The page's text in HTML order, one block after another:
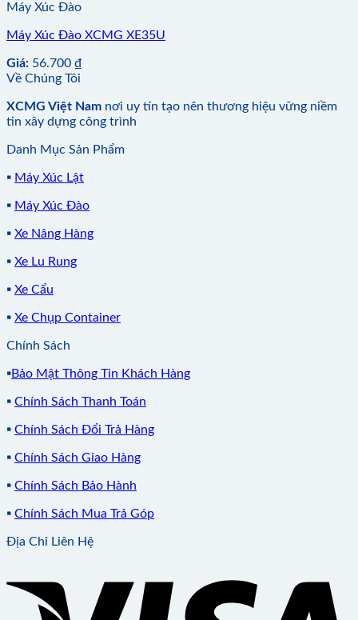
Máy Xúc Đào
Máy Xúc Đào XCMG XE35U
Giá: 56.700 ₫
Về Chúng Tôi
XCMG Việt Nam nơi uy tín tạo nên thương hiệu vững niềm
tin xây dựng công trình
Danh Mục Sản Phẩm
▪️ Máy Xúc Lật
▪️ Máy Xúc Đào
▪️ Xe Nâng Hàng
▪️ Xe Lu Rung
▪️ Xe Cẩu
▪️ Xe Chụp Container
Chính Sách
▪️Bảo Mật Thông Tin Khách Hàng
▪️ Chính Sách Thanh Toán
▪️ Chính Sách Đổi Trả Hàng
▪️ Chính Sách Giao Hàng
▪️ Chính Sách Bảo Hành
▪️ Chính Sách Mua Trả Góp
Địa Chỉ Liên Hệ